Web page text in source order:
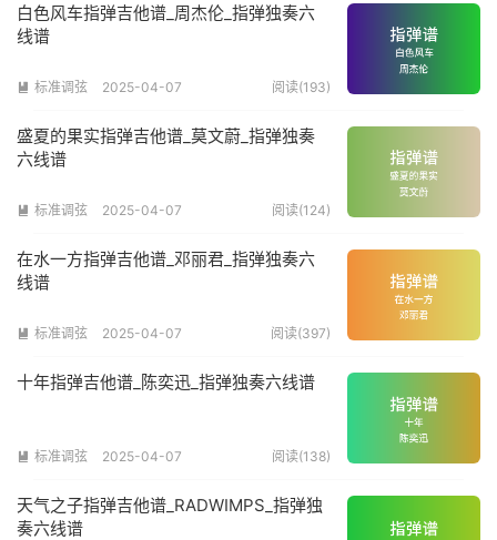
白色风车指弹吉他谱_周杰伦_指弹独奏六
线谱
 标准调弦 2025-04-07 阅读(193)
盛夏的果实指弹吉他谱_莫文蔚_指弹独奏
六线谱
 标准调弦 2025-04-07 阅读(124)
在水一方指弹吉他谱_邓丽君_指弹独奏六
线谱
 标准调弦 2025-04-07 阅读(397)
十年指弹吉他谱_陈奕迅_指弹独奏六线谱
 标准调弦 2025-04-07 阅读(138)
天气之子指弹吉他谱_RADWIMPS_指弹独
奏六线谱